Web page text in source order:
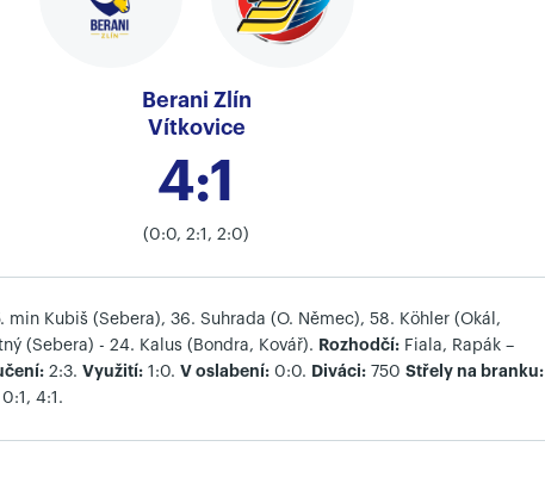
Berani Zlín
Vítkovice
4:1
(0:0, 2:1, 2:0)
min Kubiš (Sebera), 36. Suhrada (O. Němec), 58. Köhler (Okál,
(Sebera) - 24. Kalus (Bondra, Kovář). Rozhodčí:Fiala, Rapák –
2:3. Využití:1:0. V oslabení:0:0. Diváci:750 Střely na branku:
4:1.